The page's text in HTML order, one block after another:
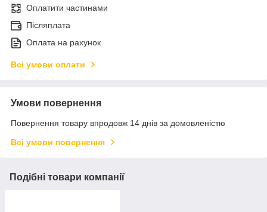
Оплатити частинами
Післяплата
Оплата на рахунок
Всі умови оплати
Умови повернення
Повернення товару впродовж 14 днів за домовленістю
Всі умови повернення
Подібні товари компанії